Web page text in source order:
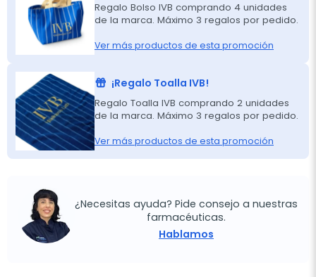
Regalo Bolso IVB comprando 4 unidades
de la marca. Máximo 3 regalos por pedido.
Ver más productos de esta promoción
¡Regalo Toalla IVB!
Regalo Toalla IVB comprando 2 unidades
de la marca. Máximo 3 regalos por pedido.
Ver más productos de esta promoción
¿Necesitas ayuda? Pide consejo a nuestras
farmacéuticas.
Hablamos